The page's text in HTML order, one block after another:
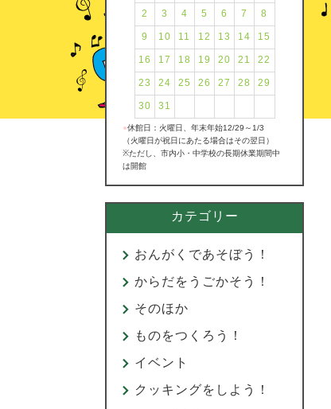
2 3 4 5 6 7 8
9 10 11 12 13 14 15
16 17 18 19 20 21 22
23 24 25 26 27 28 29
30 31
●休館日：火曜日、年末年始12/29～1/3
（火曜日が祝日にあたる場合はその翌日）
※ただし、市内小・中学校の長期休業期間中
は開館
カテゴリー
おんがくであそぼう！
からだをうごかそう！
そのほか
ものをつくろう！
イベント
クッキングをしよう！